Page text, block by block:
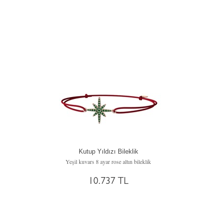
Kutup Yıldızı Bileklik
Yeşil kuvars 8 ayar rose altın bileklik
10.737 TL